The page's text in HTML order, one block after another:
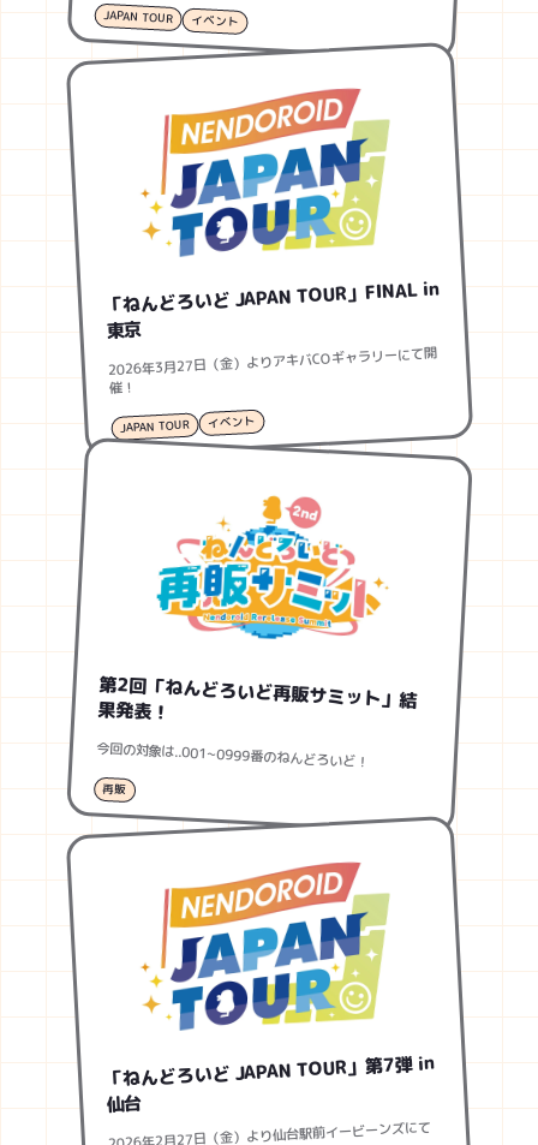
JAPAN TOUR イベント
「ねんどろいど JAPAN TOUR」FINAL in
東京
2026年3月27日（金）よりアキバCOギャラリーにて開
催！
JAPAN TOUR イベント
第2回「ねんどろいど再販サミット」結
果発表！
今回の対象は..001~0999番のねんどろいど！
再販
「ねんどろいど JAPAN TOUR」第7弾 in
仙台
2026年2月27日（金）より仙台駅前イービーンズにて